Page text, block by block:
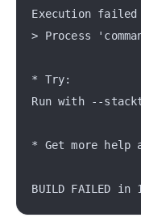
Execution
> Process
* Try:
Run with --
* Get more